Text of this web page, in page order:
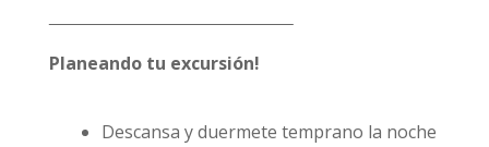
Planeando tu excursión!
Descansa y duermete temprano la noche